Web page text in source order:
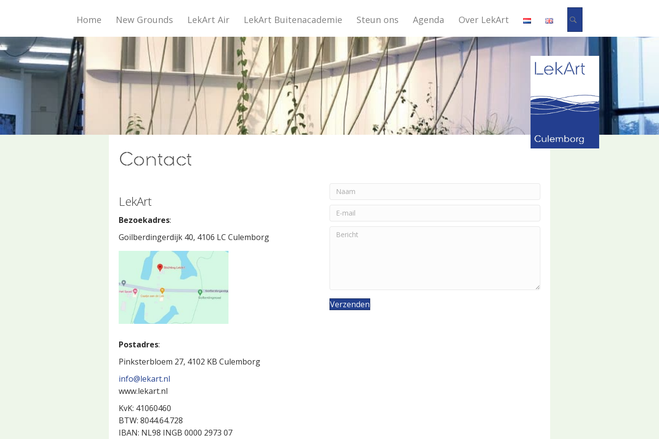
Home New Grounds LekArt Air LekArt Buitenacademie Steun ons Agenda Over LekArt
Contact
LekArt
Bezoekadres:
Goilberdingerdijk 40, 4106 LC Culemborg
Postadres:
Pinksterbloem 27, 4102 KB Culemborg
info@lekart.nl
www.lekart.nl
KvK: 41060460
BTW: 8044.64.728
IBAN: NL98 INGB 0000 2973 07
Verzenden